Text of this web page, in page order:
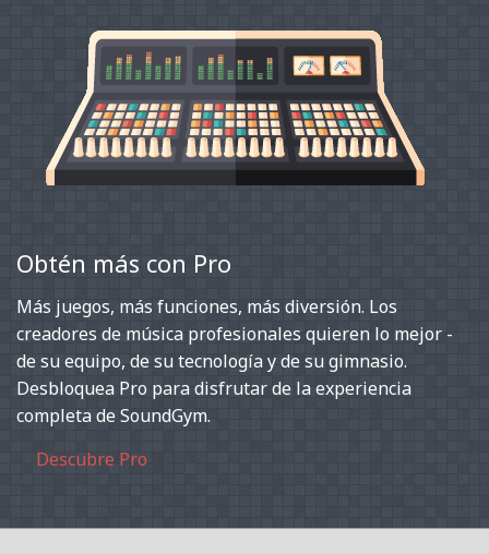
Obtén más con Pro
Más juegos, más funciones, más diversión. Los
creadores de música profesionales quieren lo mejor -
de su equipo, de su tecnología y de su gimnasio.
Desbloquea Pro para disfrutar de la experiencia
completa de SoundGym.
Descubre Pro